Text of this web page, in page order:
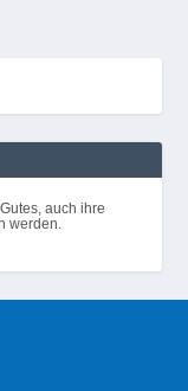
auch ihre
werden.